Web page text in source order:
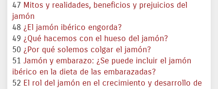
47 Mitos y realidades, beneficios y prejuicios del
jamón
48 ¿El jamón ibérico engorda?
49 ¿Qué hacemos con el hueso del jamón?
50 ¿Por qué solemos colgar el jamón?
51 Jamón y embarazo: ¿Se puede incluir el jamón
ibérico en la dieta de las embarazadas?
52 El rol del jamón en el crecimiento y desarrollo de